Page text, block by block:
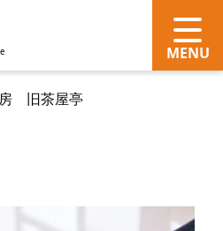
旧茶屋亭